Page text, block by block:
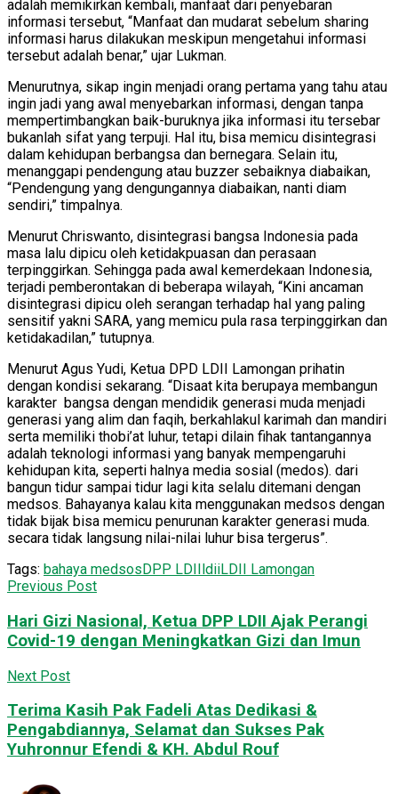
adalah memikirkan kembali, manfaat dari penyebaran
informasi tersebut, “Manfaat dan mudarat sebelum sharing
informasi harus dilakukan meskipun mengetahui informasi
tersebut adalah benar,” ujar Lukman.
Menurutnya, sikap ingin menjadi orang pertama yang tahu atau
ingin jadi yang awal menyebarkan informasi, dengan tanpa
mempertimbangkan baik-buruknya jika informasi itu tersebar
bukanlah sifat yang terpuji. Hal itu, bisa memicu disintegrasi
dalam kehidupan berbangsa dan bernegara. Selain itu,
menanggapi pendengung atau buzzer sebaiknya diabaikan,
“Pendengung yang dengungannya diabaikan, nanti diam
sendiri,” timpalnya.
Menurut Chriswanto, disintegrasi bangsa Indonesia pada
masa lalu dipicu oleh ketidakpuasan dan perasaan
terpinggirkan. Sehingga pada awal kemerdekaan Indonesia,
terjadi pemberontakan di beberapa wilayah, “Kini ancaman
disintegrasi dipicu oleh serangan terhadap hal yang paling
sensitif yakni SARA, yang memicu pula rasa terpinggirkan dan
ketidakadilan,” tutupnya.
Menurut Agus Yudi, Ketua DPD LDII Lamongan prihatin
dengan kondisi sekarang. “Disaat kita berupaya membangun
karakter bangsa dengan mendidik generasi muda menjadi
generasi yang alim dan faqih, berkahlakul karimah dan mandiri
serta memiliki thobi’at luhur, tetapi dilain fihak tantangannya
adalah teknologi informasi yang banyak mempengaruhi
kehidupan kita, seperti halnya media sosial (medos). dari
bangun tidur sampai tidur lagi kita selalu ditemani dengan
medsos. Bahayanya kalau kita menggunakan medsos dengan
tidak bijak bisa memicu penurunan karakter generasi muda.
secara tidak langsung nilai-nilai luhur bisa tergerus”.
Tags: bahaya medsos DPP LDII ldiiLDII Lamongan
Previous Post
Hari Gizi Nasional, Ketua DPP LDII Ajak Perangi
Covid-19 dengan Meningkatkan Gizi dan Imun
Next Post
Terima Kasih Pak Fadeli Atas Dedikasi &
Pengabdiannya, Selamat dan Sukses Pak
Yuhronnur Efendi & KH. Abdul Rouf